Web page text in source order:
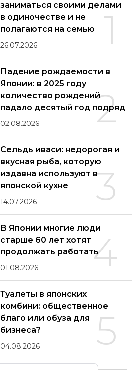
1
заниматься своими делами
в одиночестве и не
полагаются на семью
26.07.2026
2
Падение рождаемости в
Японии: в 2025 году
количество рождений
падало десятый год подряд
02.08.2026
3
Сельдь иваси: недорогая и
вкусная рыба, которую
издавна используют в
японской кухне
14.07.2026
4
В Японии многие люди
старше 60 лет хотят
продолжать работать
01.08.2026
5
Туалеты в японских
комбини: общественное
благо или обуза для
бизнеса?
04.08.2026